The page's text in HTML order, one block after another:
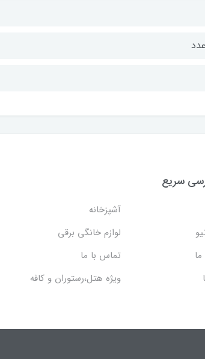
سریع
آشپزخانه
لوازم خانگی برقی
ما
تماس با ما
ویژه هتل،رستوران و کافه